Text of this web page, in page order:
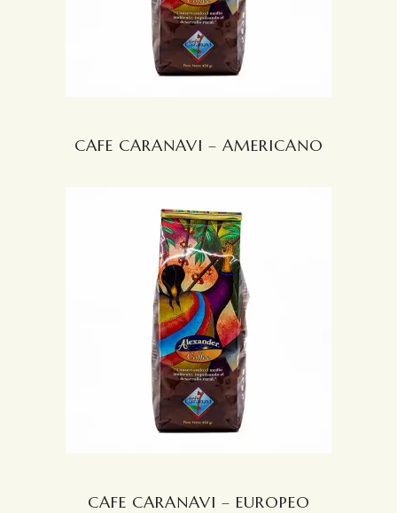
CAFE CARANAVI – AMERICANO
CAFE CARANAVI – EUROPEO